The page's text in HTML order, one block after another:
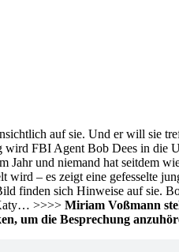
auf sie. Und er will sie
wird FBI Agent Bob Dees in die
und niemand hat seitdem
– es zeigt eine gefesselte
finden sich Hinweise auf sie.
Katy… >>>> Miriam Voßmann
um die Besprechung